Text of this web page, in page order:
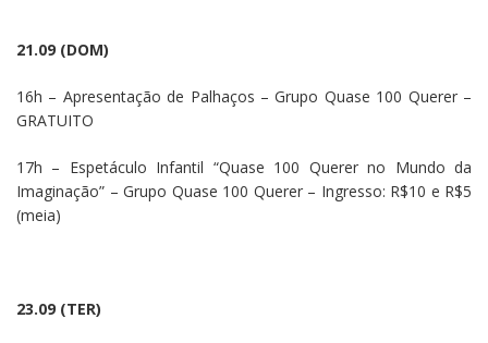
21.09 (DOM)
16h – Apresentação de Palhaços – Grupo Quase 100 Querer –
GRATUITO
17h – Espetáculo Infantil “Quase 100 Querer no Mundo da
Imaginação” – Grupo Quase 100 Querer – Ingresso: R$10 e R$5
(meia)
23.09 (TER)